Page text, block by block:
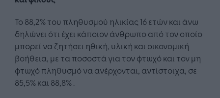
Το 88,2% του πληθυσμού ηλικίας 16 ετών και άνω
δηλώνει ότι έχει κάποιον άνθρωπο από τον οποίο
μπορεί να ζητήσει ηθική, υλική και οικονομική
βοήθεια, με τα ποσοστά για τον φτωχό και τον μη
φτωχό πληθυσμό να ανέρχονται, αντίστοιχα, σε
85,5% και 88,8% .